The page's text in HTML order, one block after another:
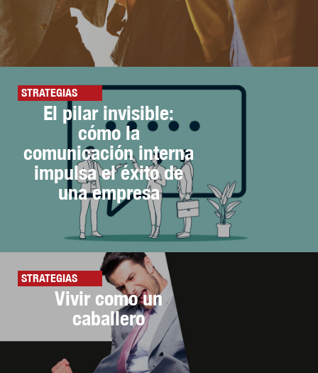
STRATEGIAS
El pilar invisible:
cómo la
comunicación interna
impulsa el éxito de
una empresa
STRATEGIAS
Vivir como un
caballero